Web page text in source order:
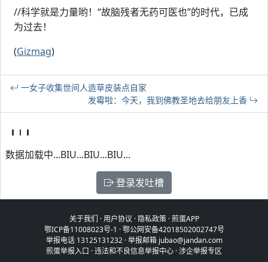
//科学就是力量哟！“故脑残者无药可医也”的时代，已成
为过去！
(Gizmag)
一女子收集世间人造草皮装点自家
发霉啦：今天，我到佛教圣地去给朋友上香
数据加载中...BIU...BIU...BIU...
登录发吐槽
关于我们 ·用户协议 · 隐私政策·煎蛋APP
鄂ICP备11008023号-1 ·鄂公网安备42018502002747号
举报电话 13125131232 · 举报邮箱 jubao@jandan.com
煎蛋举报入口 ·违法和不良信息举报中心 ·涉企举报专区